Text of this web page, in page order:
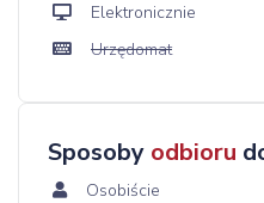
Elektronicznie
Urzędomat
Sposoby odbioru
Osobiście